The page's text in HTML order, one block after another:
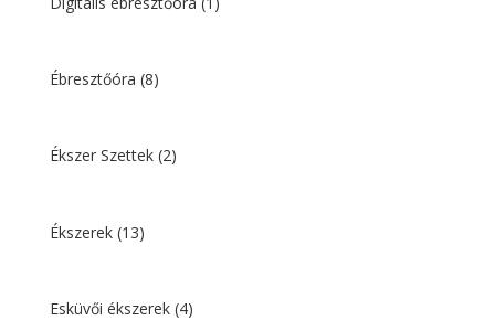
Ébresztőóra (8)
Ékszer Szettek (2)
Ékszerek (13)
Esküvői ékszerek (4)